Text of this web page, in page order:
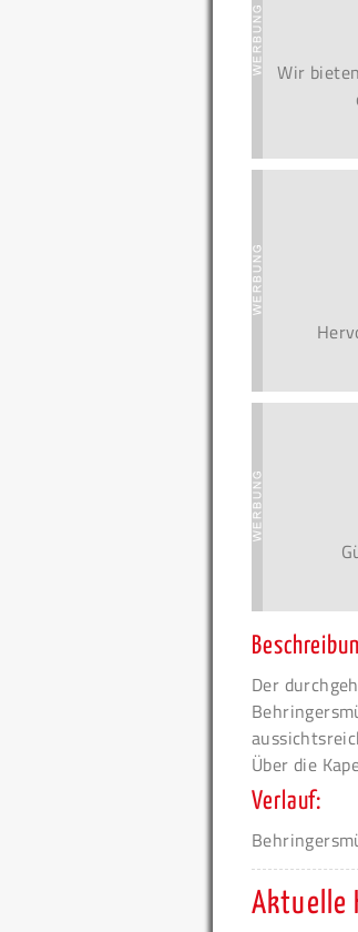
Wir
Der
Über die
Verlauf:
Aktuelle